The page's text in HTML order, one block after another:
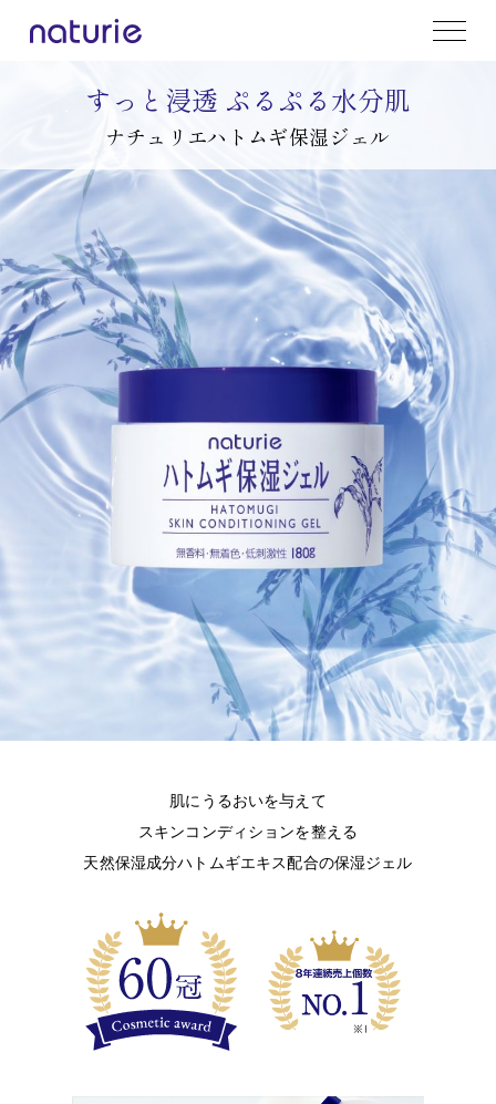
すっと浸透 ぷるぷる水分肌
ナチュリエハトムギ保湿ジェル
肌にうるおいを与えて
スキンコンディションを整える
天然保湿成分ハトムギエキス配合の保湿ジェル